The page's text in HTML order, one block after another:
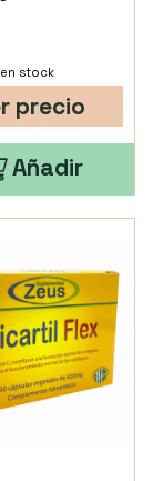
en stock
precio
Añadir